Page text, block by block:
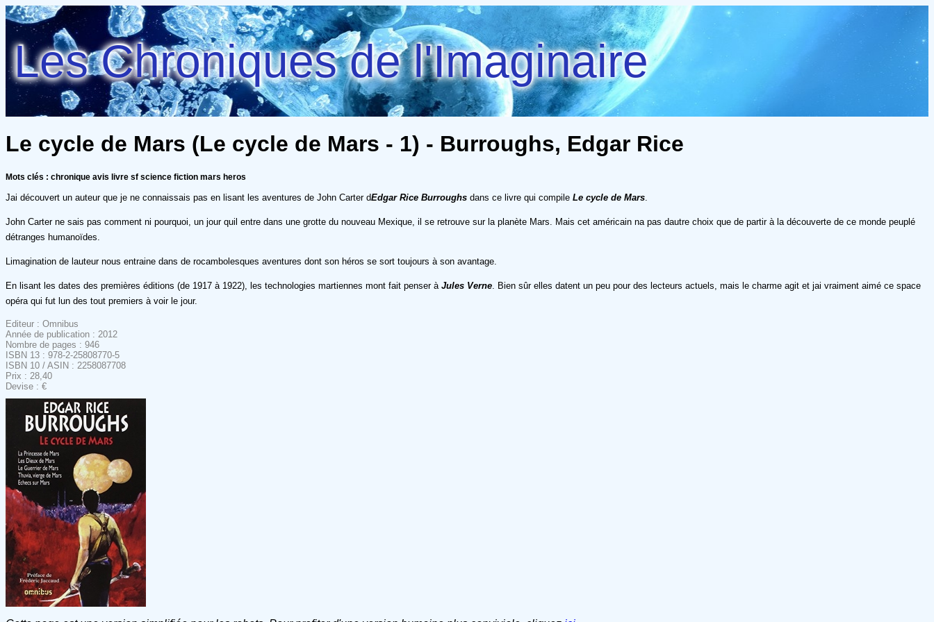
Les Chroniques de l'Imaginaire
Le cycle de Mars (Le cycle de Mars - 1) - Burroughs, Edgar Rice
Mots clés : chronique avis livre sf science fiction mars heros
Jai découvert un auteur que je ne connaissais pas en lisant les aventures de John Carter dEdgar Rice Burroughs dans ce livre qui compile Le cycle de Mars
John Carter ne sais pas comment ni pourquoi, un jour quil entre dans une grotte du nouveau Mexique, il se retrouve sur la planète Mars. Mais cet américain na pas dautre choix que de partir à la découverte de ce monde peuplé
détranges humanoïdes.
Limagination de lauteur nous entraine dans de rocambolesques aventures dont son héros se sort toujours à son avantage.
En lisant les dates des premières éditions (de 1917 à 1922), les technologies martiennes mont fait penser à Jules Verne . Bien sûr elles datent un peu pour des lecteurs actuels, mais le charme agit et jai vraiment aimé ce space
opéra qui fut lun des tout premiers à voir le jour.
Editeur : Omnibus
Année de publication : 2012
Nombre de pages : 946
ISBN 13 : 978-2-25808770-5
ISBN 10 / ASIN : 2258087708
Prix : 28,40
Devise : €